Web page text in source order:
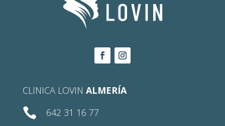
CLINICA LOVIN ALMERÍA
 642 31 16 77